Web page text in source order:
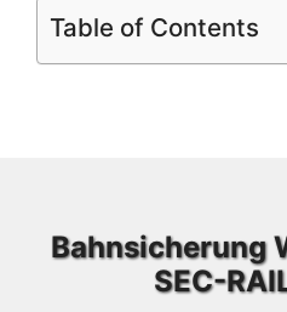
Table of Contents
Bahnsicherung
SEC-